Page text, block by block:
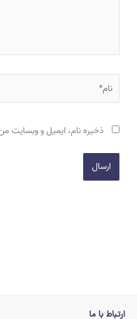
ذخیره نام، ایمیل و وبسایت
ارتباط با ما